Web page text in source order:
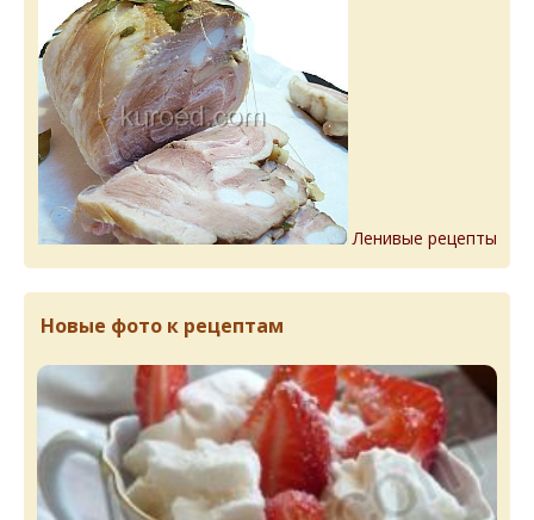
Ленивые рецепты
Новые фото к рецептам